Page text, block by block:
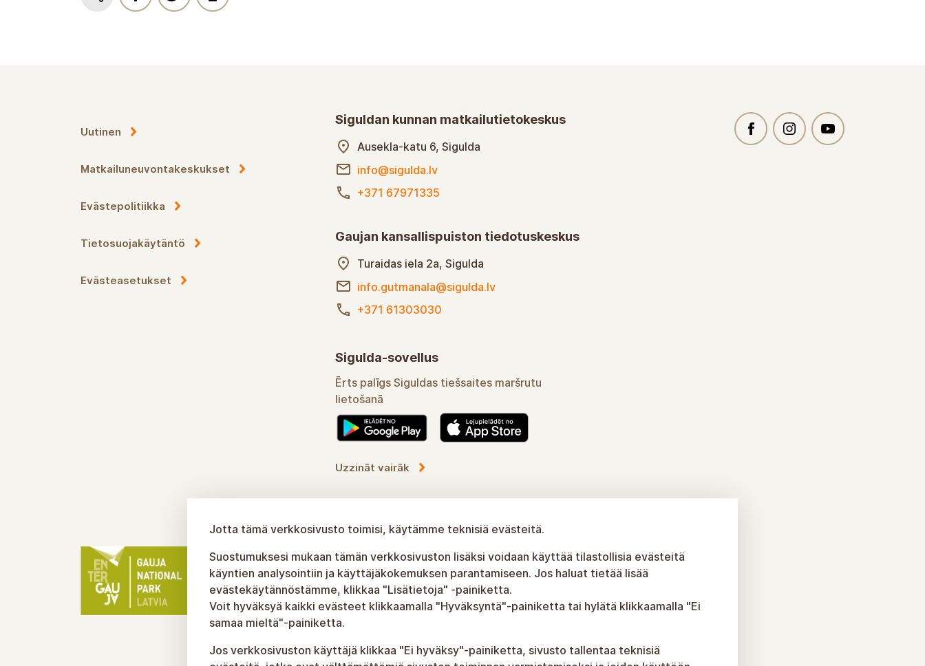
Uutinen
Matkailuneuvontakeskukset
Evästepolitiikka
Tietosuojakäytäntö
Evästeasetukset
Siguldan kunnan matkailutietokeskus
Ausekla-katu 6, Sigulda
info@sigulda.lv
+371 67971335
Gaujan kansallispuiston tiedotuskeskus
Turaidas-katu 2a, Sigulda
info.gutmanala@sigulda.lv
+371 61303030
Sigulda-sovellus
Kätevä apulainen Siguldan verkkoreittien
käytössä
Opi lisää
Jotta tämä verkkosivusto toimisi, käytämme teknisiä evästeitä.
Suostumuksesi mukaan tämän verkkosivuston lisäksi voidaan käyttää tilastollisia evästeitä
käyntien analysointiin ja käyttäjäkokemuksen parantamiseen. Jos haluat tietää lisää
evästekäytännöstämme, klikkaa "Lisätietoja" -painiketta.
Voit hyväksyä kaikki evästeet klikkaamalla "Hyväksyntä"-painiketta tai hylätä klikkaamalla "Ei
samaa mieltä"-painiketta.
Jos verkkosivuston käyttäjä klikkaa "Ei hyväksy"-painiketta, sivusto tallentaa teknisiä